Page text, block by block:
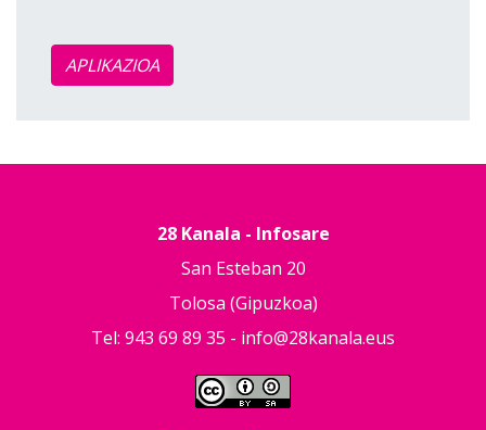
APLIKAZIOA
28 Kanala - Infosare
San Esteban 20
Tolosa (Gipuzkoa)
Tel: 943 69 89 35 - info@28kanala.eus